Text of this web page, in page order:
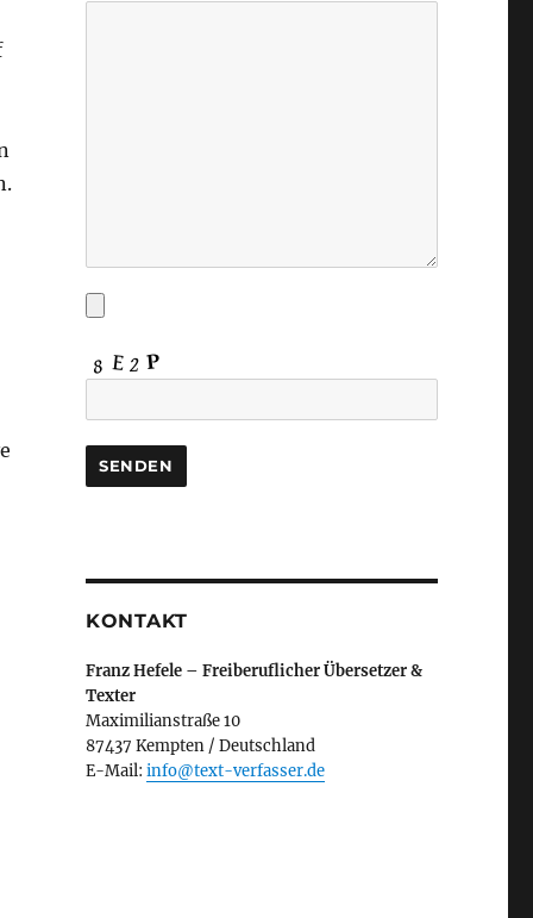
KONTAKT
Franz Hefele – Freiberuflicher Übersetzer &
Texter
Maximilianstraße 10
87437 Kempten / Deutschland
E-Mail: info@text-verfasser.de